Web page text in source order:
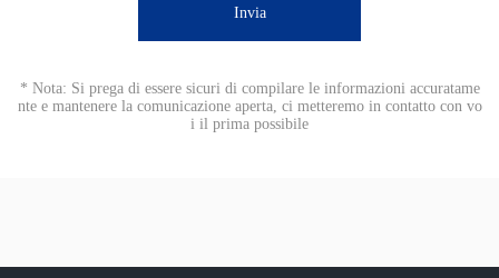
Invia
* Nota: Si prega di essere sicuri di compilare le informazioni accuratame
nte e mantenere la comunicazione aperta, ci metteremo in contatto con vo
i il prima possibile